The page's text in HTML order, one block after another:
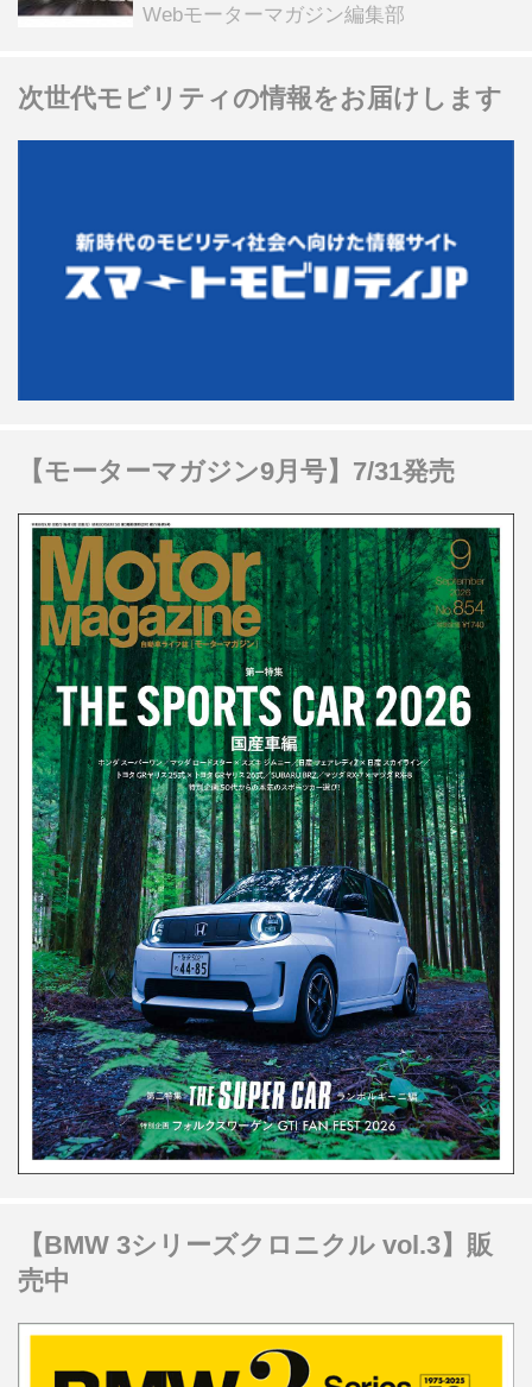
る抽選企画などを展開
Webモーターマガジン編集部
次世代モビリティの情報をお届けします
【モーターマガジン9月号】7/31発売
【BMW 3シリーズクロニクル vol.3】販
売中